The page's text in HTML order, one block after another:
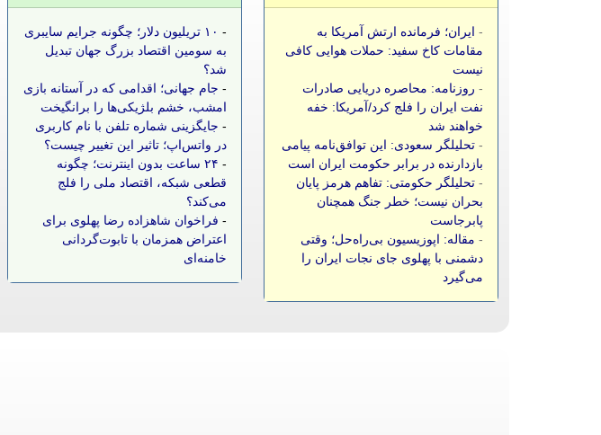
- ایران؛ فرمانده ارتش آمریکا به
مقامات کاخ سفید: حملات هوایی کافی
نیست
- روزنامه: محاصره دریایی صادرات
نفت ایران را فلج کرد/آمریکا: خفه
خواهند شد
- تحلیلگر سعودی: این توافق‌نامه پیامی
بازدارنده در برابر حکومت ایران است
- تحلیلگر حکومتی: تفاهم هرمز پایان
بحران نیست؛ خطر جنگ همچنان
پابرجاست
- مقاله: اپوزیسیون بی‌راه‌حل؛ وقتی
دشمنی با پهلوی جای نجات ایران را
می‌گیرد
-
۱۰ تریلیون دلار؛ چگونه جرایم سایبری
به سومین اقتصاد بزرگ جهان تبدیل
شد؟
- جام جهانی؛ اقدامی که در آستانه بازی
امشب، خشم بلژیکی‌ها را برانگیخت
- جایگزینی شماره تلفن با نام کاربری
در واتس‌اپ؛ تاثیر این تغییر چیست؟
-
۲۴ ساعت بدون اینترنت؛ چگونه
قطعی شبکه، اقتصاد ملی را فلج
می‌کند؟
- فراخوان شاهزاده رضا پهلوی برای
اعتراض همزمان با تابوت‌گردانی
خامنه‌ای